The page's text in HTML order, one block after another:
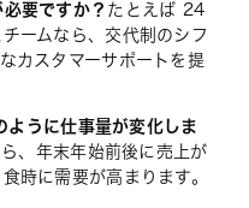
要ですか？ たとえば 24
ームなら、交代制のシフ
カスタマーサポートを提
うに仕事量が変化しま
、年末年始前後に売上が
時に需要が高まります。